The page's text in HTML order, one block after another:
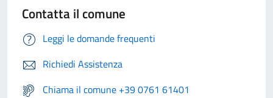
Contatta il comune
Leggi le domande frequenti
Richiedi Assistenza
Chiama il comune +39 0761 61401